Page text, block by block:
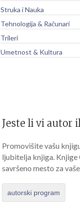
Struka i Nauka
Tehnologija & Računari
Trileri
Umetnost & Kultura
Jeste li vi autor
Promovišite vašu
ljubitelja knjiga. Knjige
savršeno mesto za
autorski program